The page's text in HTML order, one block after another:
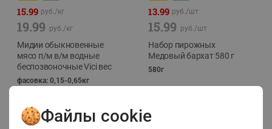
15.99 руб./кг
19.99 руб./кг
Мидии обыкновенные
мясо п/м в/м водные
беспозвоночные Vici вес
фасовка: 0,15-0,65кг
13.99 руб./шт
15.99 руб./шт
Набор пирожных
Медовый бархат 580 г
580г
Файлы cookie